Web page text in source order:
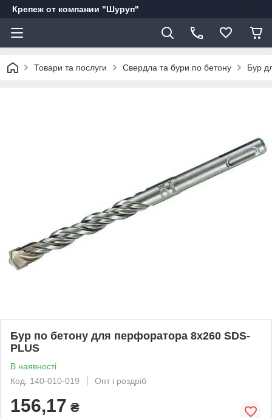
Крепеж от компании "Шуруп"
Товари та послуги Свердла та бури по бетону Бур
Бур по бетону для перфоратора 8х260 SDS-
PLUS
В наявності
Код: 140-010-019
Опт і роздріб
156,17 ₴